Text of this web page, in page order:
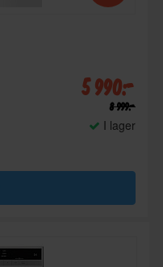
5 990:-
8 999:-
I lager